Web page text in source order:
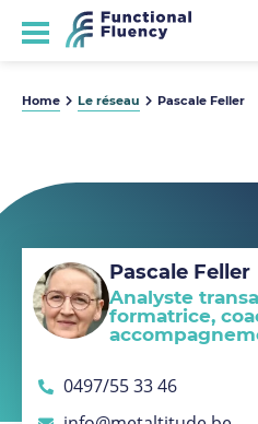
Home Le réseau Pascale Feller
Pascale Feller
Analyste
formatrice,
0497/55 33 46